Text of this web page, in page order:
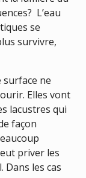
L’eau
se
survivre,
surface ne
Elles vont
lacustres qui
façon
priver les
Dans les cas